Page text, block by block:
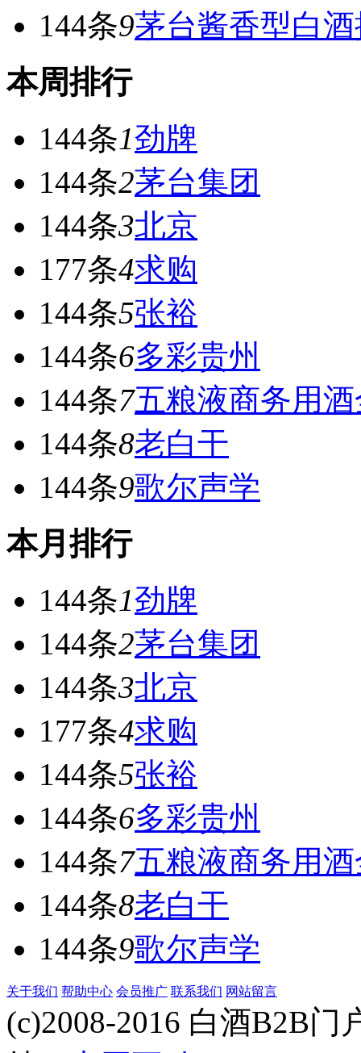
144条9茅台酱香型白
本周排行
144条1劲牌
144条2茅台集团
144条3北京
177条4求购
144条5张裕
144条6多彩贵州
144条7五粮液商务用
144条8老白干
144条9歌尔声学
本月排行
144条1劲牌
144条2茅台集团
144条3北京
177条4求购
144条5张裕
144条6多彩贵州
144条7五粮液商务用
144条8老白干
144条9歌尔声学
关于我们 帮助中心 会员推广 联系我们 网站留言
(c)2008-2016 白酒B2B门